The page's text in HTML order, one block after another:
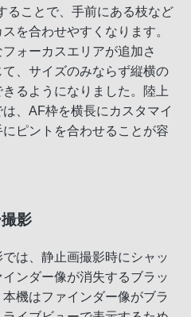
ることで、手前にある枝など
を合わせやすくなります。
ォーカスエリアが追加さ
、サイズのみならず縦横の
るようになりました。陸上
、AF枠を横長にカスタマイ
ピントを合わせることが容
影
は、静止画撮影時にシャッ
ンダー像が消失するブラッ
機はファインダー像がブラ